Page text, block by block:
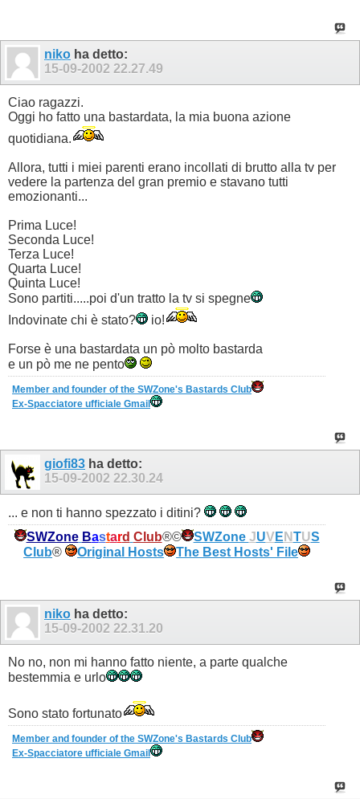
niko ha detto:
15-09-2002 22.27.49
Ciao ragazzi.
Oggi ho fatto una bastardata, la mia buona azione
quotidiana.
Allora, tutti i miei parenti erano incollati di brutto alla tv per
vedere la partenza del gran premio e stavano tutti
emozionanti...
Prima Luce!
Seconda Luce!
Terza Luce!
Quarta Luce!
Quinta Luce!
Sono partiti.....poi d'un tratto la tv si spegne
Indovinate chi è stato?
io!
Forse è una bastardata un pò molto bastarda
e un pò me ne pento
Member and founder of the SWZone's Bastards Club
Ex-Spacciatore ufficiale Gmail
giofi83 ha detto:
15-09-2002 22.30.24
... e non ti hanno spezzato i ditini?
SWZone Bastard Club®© SWZone JUVE NTUS
Club® Original Hosts The Best Hosts' File
niko ha detto:
15-09-2002 22.31.20
No no, non mi hanno fatto niente, a parte qualche
bestemmia e urlo
Sono stato fortunato
Member and founder of the SWZone's Bastards Club
Ex-Spacciatore ufficiale Gmail